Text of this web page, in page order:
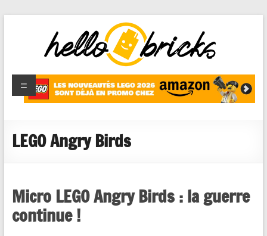
HelloBricks
Blog LEGO,
nouveaut�s
reviews
LEGO Angry Birds
Micro LEGO Angry Birds : la guerre
continue !